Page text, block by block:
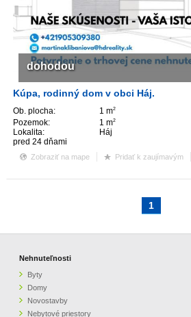
ZVÝRAZNENIE REALITNÝCH INZERÁTOV
REKLAMA
OBCHODNÉ PODMIENKY
KONTAKT
Kúpa, rodinný dom v obci Háj.
Ob. plocha: 1 m2
Pozemok: 1 m2
Lokalita:
Háj
pred 24 dňami
dohodou
Zobraziť na mape Pridať k zaujímavým
1
Nehnuteľnosti
Byty
Domy
Novostavby
Nebytové priestory